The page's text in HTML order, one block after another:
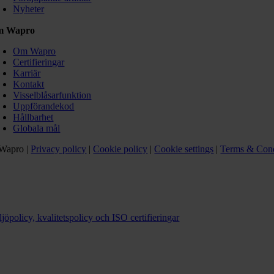
Nyheter
Wapro
Om Wapro
Certifieringar
Karriär
Kontakt
Visselblåsarfunktion
Uppförandekod
Hållbarhet
Globala mål
| Privacy policy | Cookie policy | Cookie settings |Terms &
kvalitetspolicy och ISO certifieringar